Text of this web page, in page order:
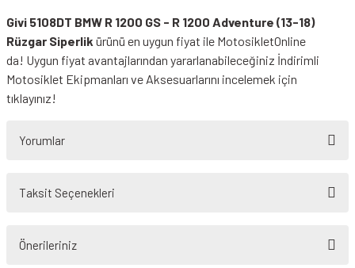
Givi 5108DT BMW R 1200 GS - R 1200 Adventure (13-18)
Rüzgar Siperlik ürünü en uygun fiyat ile MotosikletOnline
da! Uygun fiyat avantajlarından yararlanabileceğiniz İndirimli
Motosiklet Ekipmanları ve Aksesuarlarını incelemek için
tıklayınız!
Yorumlar
Taksit Seçenekleri
Önerileriniz